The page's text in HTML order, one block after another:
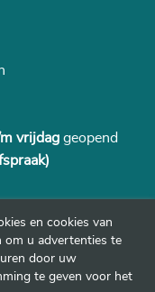
vrijdag geopend
en cookies van
om u advertenties te
door uw
te geven voor het